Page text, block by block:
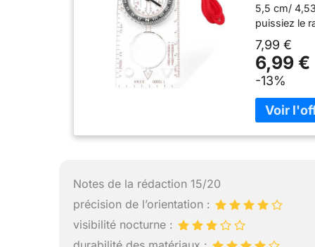
5,5 cm/
puissiez le
voyage
:chaque
que vous
de
vos mains
lumineuse:
de la ligne
acrylique
chasse,
7,99 €
6,99 €
-13%
Notes de la rédaction 15/20
précision de l’orientation :
visibilité nocturne :